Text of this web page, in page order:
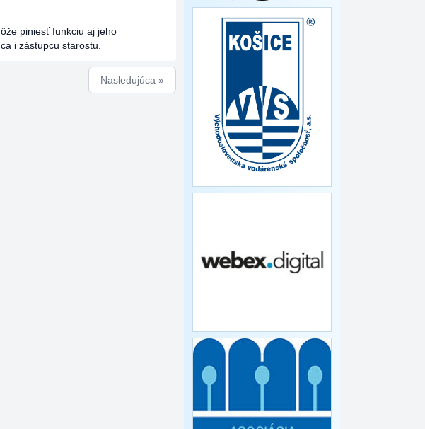
piniesť funkciu aj jeho
i zástupcu starostu.
Nasledujúca »